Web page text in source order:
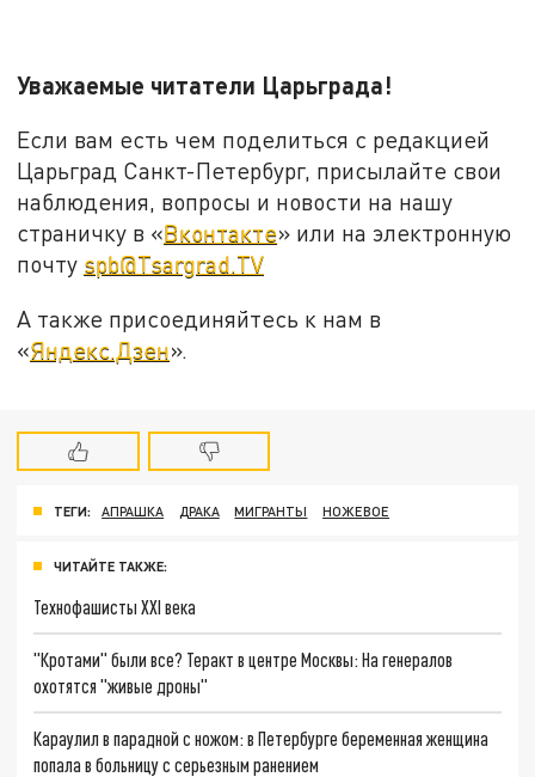
Уважаемые читатели Царьграда!
Если вам есть чем поделиться с редакцией
Царьград Санкт-Петербург, присылайте свои
наблюдения, вопросы и новости на нашу
страничку в «Вконтакте» или на электронную
почту spb@Tsargrad.TV
А также присоединяйтесь к нам в
«Яндекс.Дзен».
ТЕГИ: АПРАШКА ДРАКА МИГРАНТЫ НОЖЕВОЕ
ЧИТАЙТЕ ТАКЖЕ:
Технофашисты XXI века
"Кротами" были все? Теракт в центре Москвы: На генералов
охотятся "живые дроны"
Караулил в парадной с ножом: в Петербурге беременная женщина
попала в больницу с серьезным ранением